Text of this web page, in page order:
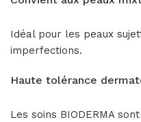
Idéal pour les peaux
imperfections.
Haute tolérance
Les soins BIODERMA